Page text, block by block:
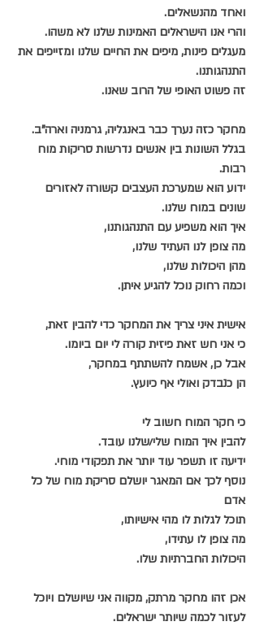
ואחד מהנשאלים.
והרי אנו הישראלים האמינות שלנו לא משהו.
מעגלים פינות, מיפים את החיים שלנו ומזייפים את
התנהגותנו.
זה פשוט האופי של הרוב שאנו.
מחקר כזה נערך כבר באנגליה, גרמניה וארה"ב.
בגלל השונות בין אנשים נדרשות סריקות מוח
רבות.
ידוע הוא שמערכת העצבים קשורה לאזורים
שונים במוח שלנו.
איך הוא משפיע עם התנהגותנו,
מה צופן לנו העתיד שלנו,
מהן היכולות שלנו,
וכמה רחוק נוכל להגיע איתן.
אישית איני צריך את המחקר כדי להבין זאת,
כי אני חש זאת פיזית קורה לי יום ביומו.
אבל כן, אשמח להשתתף במחקר,
הן כנבדק ואולי אף כיועץ.
כי חקר המוח חשוב לי
להבין איך המוח שלי/שלנו עובד.
ידיעה זו תשפר עוד יותר את תפקודי מוחי.
נוסף לכך אם המאגר יושלם סריקת מוח של כל
אדם
תוכל לגלות לו מהי אישיותו,
מה צופן לו עתידו,
היכולות החברתיות שלו.
אכן זהו מחקר מרתק, מקווה אני שיושלם ויוכל
לעזור לכמה שיותר ישראלים.